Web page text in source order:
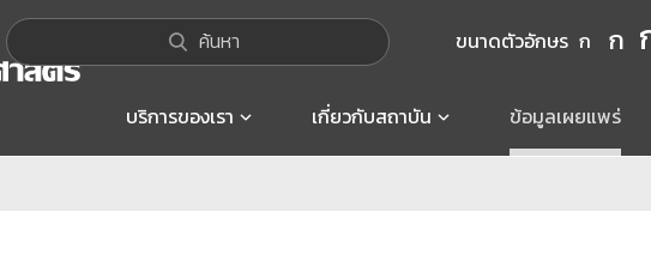
ค้นหา ขนาดตัวอักษร ก ก
บริการของเรา เกี่ยวกับสถาบัน ข้อมูลเผยแพร่